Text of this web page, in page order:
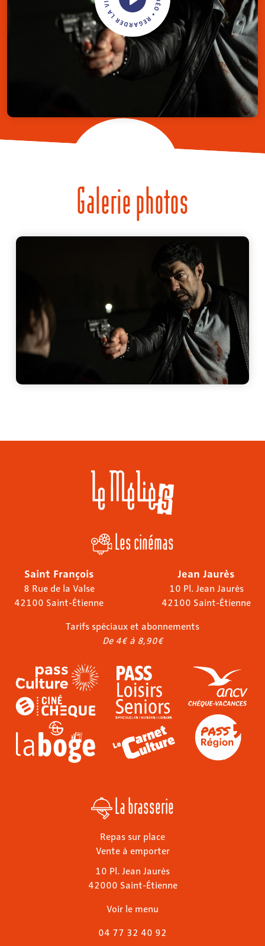
Galerie photos
Les cinémas
Saint François
8 Rue de la Valse
42100 Saint-Étienne
Jean Jaurès
10 Pl. Jean Jaurès
42100 Saint-Étienne
Tarifs spéciaux et abonnements
De 4€ à 8,90€
La brasserie
Repas sur place
Vente à emporter
10 Pl. Jean Jaurès
42000 Saint-Étienne
Voir le menu
04 77 32 40 92